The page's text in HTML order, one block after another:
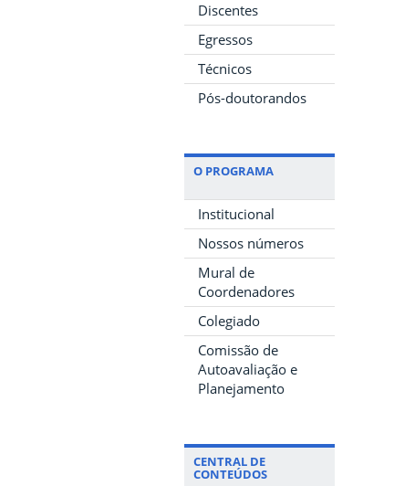
Discentes
Egressos
Técnicos
Pós-doutorandos
O PROGRAMA
Institucional
Nossos números
Mural de
Coordenadores
Colegiado
Comissão de
Autoavaliação e
Planejamento
CENTRAL DE
CONTEÚDOS